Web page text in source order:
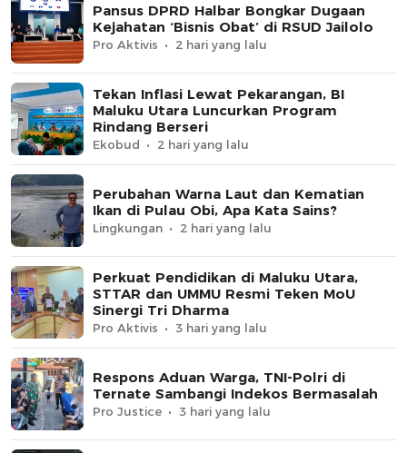
Pansus DPRD Halbar Bongkar Dugaan
Kejahatan ‘Bisnis Obat’ di RSUD Jailolo
Pro Aktivis 2 hari yang lalu
Tekan Inflasi Lewat Pekarangan, BI
Maluku Utara Luncurkan Program
Rindang Berseri
Ekobud 2 hari yang lalu
Perubahan Warna Laut dan Kematian
Ikan di Pulau Obi, Apa Kata Sains?
Lingkungan 2 hari yang lalu
Perkuat Pendidikan di Maluku Utara,
STTAR dan UMMU Resmi Teken MoU
Sinergi Tri Dharma
Pro Aktivis 3 hari yang lalu
Respons Aduan Warga, TNI-Polri di
Ternate Sambangi Indekos Bermasalah
Pro Justice 3 hari yang lalu